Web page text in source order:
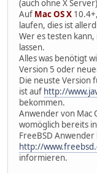
(auch ohne X
Auf Mac OS X 10.4+,
laufen, dies ist
Wer es testen
lassen.
Alles was benötigt
Version 5 oder
Die neuste Version
ist auf http://
bekommen.
Anwender von Mac
womöglich bereits
FreeBSD
http://
informieren.